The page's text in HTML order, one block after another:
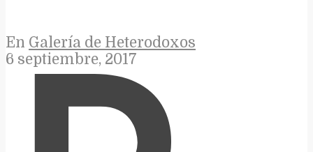
En Galería de Heterodoxos
6 septiembre, 2017